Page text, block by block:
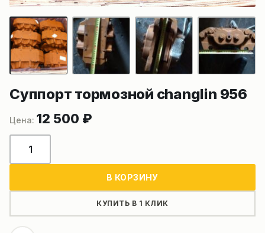
Суппорт тормозной changlin 956
12 500 ₽
товара
956
В КОРЗИНУ
КУПИТЬ В 1 КЛИК